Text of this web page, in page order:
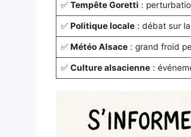
✅ Tempête Goretti :
✅ Politique locale: débat sur la
✅ Météo Alsace: grand froid
✅ Culture alsacienne: